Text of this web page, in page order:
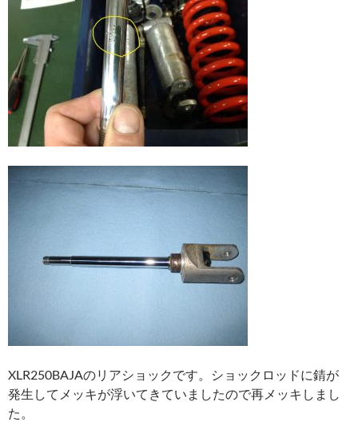
XLR250BAJAのリアショックです。ショックロッドに錆が
発生してメッキが浮いてきていましたので再メッキしまし
た。